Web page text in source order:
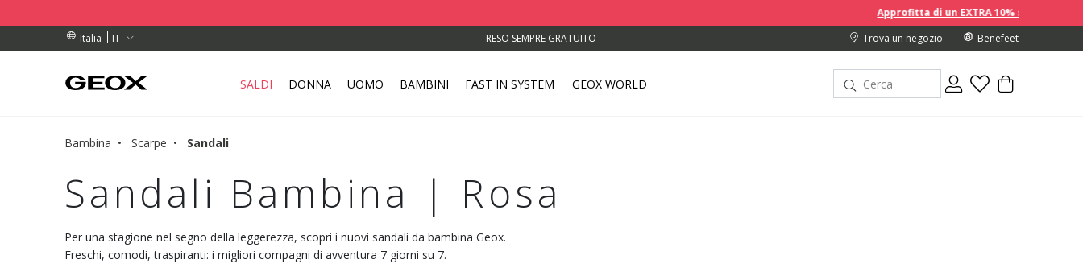
Approfitta di un EXTRA 10% sui prezzi scontati acquistando
Italia
IT
SUPERIORI A 99,00 € RESO SEMPRE GRATUITO
RITIRO VICINO A TE.
SUPERIORI A 99,00 € Trova un negozio Benefeet
SALDI DONNA UOMO BAMBINI FAST IN SYSTEM GEOX WORLD
Bambina Scarpe Sandali
Sandali Bambina | Rosa
Per una stagione nel segno della leggerezza, scopri i nuovi sandali da bambina Geox.
Freschi, comodi, traspiranti: i migliori compagni di avventura 7 giorni su 7.